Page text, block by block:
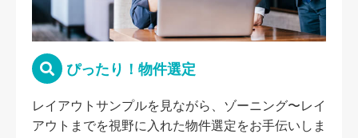
ぴったり！物件選定
レイアウトサンプルを見ながら、ゾーニング〜レイ
アウトまでを視野に入れた物件選定をお手伝いしま